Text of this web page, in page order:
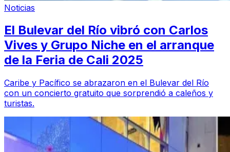
Noticias
El Bulevar del Río vibró con Carlos
Vives y Grupo Niche en el arranque
de la Feria de Cali 2025
Caribe y Pacífico se abrazaron en el Bulevar del Río
con un concierto gratuito que sorprendió a caleños y
turistas.